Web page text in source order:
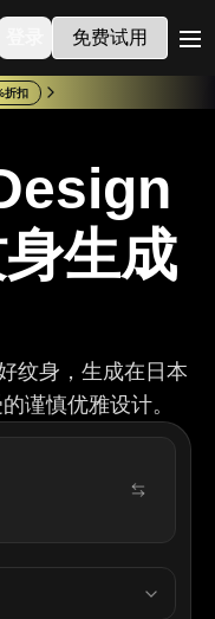
免费试用
折扣
生成
纹身，生成在日本
谨慎优雅设计。